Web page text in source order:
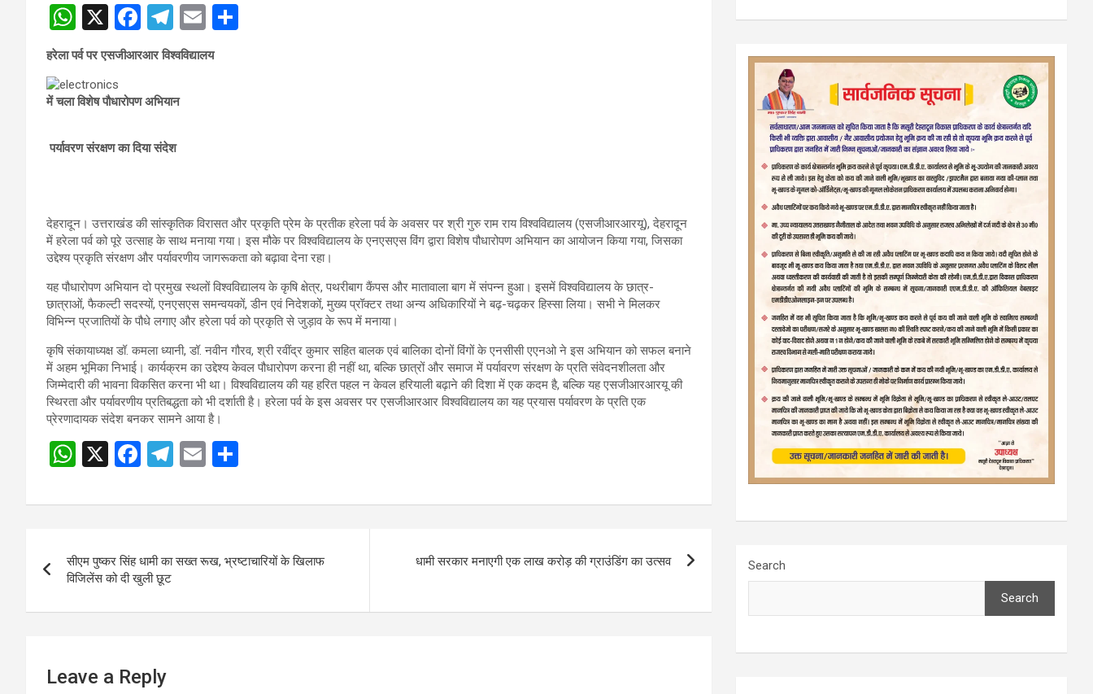
W
h
at
s
p
X
F
a
ce
b
o
T
el
e
gr
m
E
m
ail
हरेला पर्व पर एसजीआरआर विश्वविद्यालय
में चला विशेष पौधारोपण अभियान
पर्यावरण संरक्षण का दिया संदेश
देहरादून। उत्तराखंड की सांस्कृतिक विरासत और प्रकृति प्रेम के प्रतीक हरेला पर्व के अवसर पर श्री गुरु राम राय विश्वविद्यालय (एसजीआरआरयू), देहरादून
में हरेला पर्व को पूरे उत्साह के साथ मनाया गया। इस मौके पर विश्वविद्यालय के एनएसएस विंग द्वारा विशेष पौधारोपण अभियान का आयोजन किया गया, जिसका
उद्देश्य प्रकृति संरक्षण और पर्यावरणीय जागरूकता को बढ़ावा देना रहा।
यह पौधारोपण अभियान दो प्रमुख स्थलों विश्वविद्यालय के कृषि क्षेत्र, पथरीबाग कैंपस और मातावाला बाग में संपन्न हुआ। इसमें विश्वविद्यालय के छात्र-
छात्राओं, फैकल्टी सदस्यों, एनएसएस समन्वयकों, डीन एवं निदेशकों, मुख्य प्रॉक्टर तथा अन्य अधिकारियों ने बढ़-चढ़कर हिस्सा लिया। सभी ने मिलकर
विभिन्न प्रजातियों के पौधे लगाए और हरेला पर्व को प्रकृति से जुड़ाव के रूप में मनाया।
कृषि संकायाध्यक्ष डॉ. कमला ध्यानी, डॉ. नवीन गौरव, श्री रवींद्र कुमार सहित बालक एवं बालिका दोनों विंगों के एनसीसी एएनओ ने इस अभियान को सफल बनाने
में अहम भूमिका निभाई। कार्यक्रम का उद्देश्य केवल पौधारोपण करना ही नहीं था, बल्कि छात्रों और समाज में पर्यावरण संरक्षण के प्रति संवेदनशीलता और
जिम्मेदारी की भावना विकसित करना भी था। विश्वविद्यालय की यह हरित पहल न केवल हरियाली बढ़ाने की दिशा में एक कदम है, बल्कि यह एसजीआरआरयू की
स्थिरता और पर्यावरणीय प्रतिबद्धता को भी दर्शाती है। हरेला पर्व के इस अवसर पर एसजीआरआर विश्वविद्यालय का यह प्रयास पर्यावरण के प्रति एक
प्रेरणादायक संदेश बनकर सामने आया है।
W
at
A
p
p
X
F
ce
o
o
k
T
e
a
E
ail ar
navigation
सीएम पुष्कर सिंह धामी का सख्त रूख, भ्रष्टाचारियों के खिलाफ
विजिलेंस को दी खुली छूट
धामी सरकार मनाएगी एक लाख करोड़ की ग्राउंडिंग का उत्सव
Leave a Reply
Search
Search